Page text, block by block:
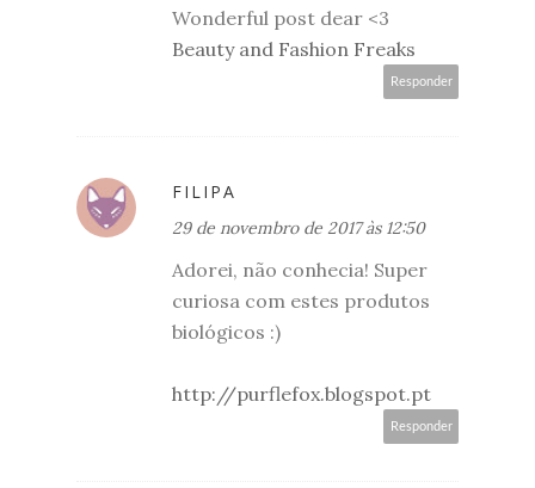
Wonderful post dear <3
Beauty and Fashion Freaks
Responder
FILIPA
29 de novembro de 2017 às 12:50
Adorei, não conhecia! Super
curiosa com estes produtos
biológicos :)
http://purflefox.blogspot.pt
Responder